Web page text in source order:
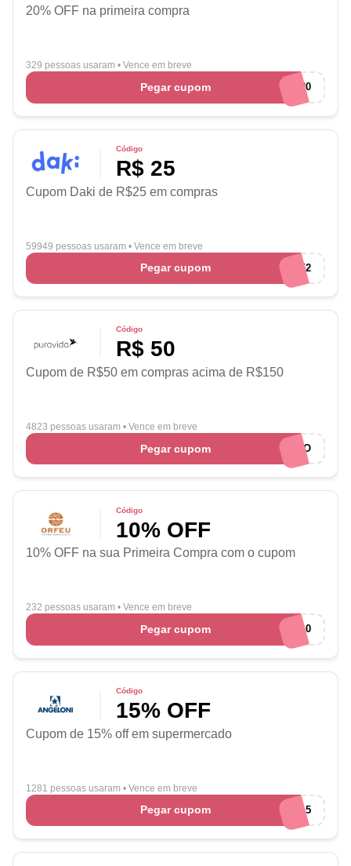
20% OFF na primeira compra
329 pessoas usaram • Vence em breve
Pegar cupom Banana20
Código
R$ 25
Cupom Daki de R$25 em compras
59949 pessoas usaram • Vence em breve
Pegar cupom RV722852
Código
R$ 50
Cupom de R$50 em compras acima de R$150
4823 pessoas usaram • Vence em breve
Pegar cupom CUPONADO
Código
10% OFF
10% OFF na sua Primeira Compra com o cupom
232 pessoas usaram • Vence em breve
Pegar cupom BEMVINDO10
Código
15% OFF
Cupom de 15% off em supermercado
1281 pessoas usaram • Vence em breve
Pegar cupom MASSAS15